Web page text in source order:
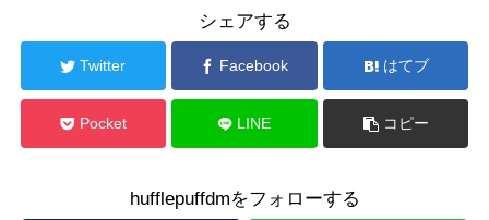
シェアする
Twitter Facebook はてブ
Pocket LINE コピー
hufflepuffdmをフォローする